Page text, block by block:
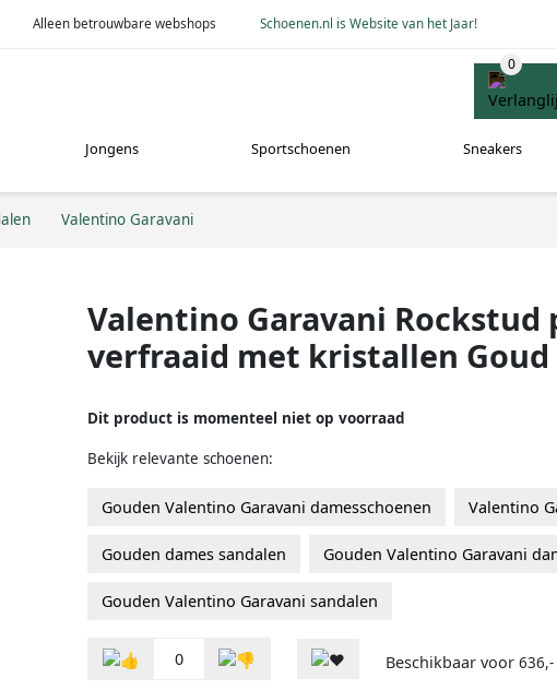
Alleen betrouwbare webshops Schoenen.nl is Website van het Jaar!
Jongens Sportschoenen Sneakers
Valentino Garavani
Valentino Garavani Rockstud
verfraaid met kristallen Goud
Dit product is momenteel niet op voorraad
Bekijk relevante schoenen:
Gouden Valentino Garavani damesschoenen Valentino
Gouden dames sandalen Gouden Valentino Garavani
Gouden Valentino Garavani sandalen
0 Beschikbaar voor 636,-